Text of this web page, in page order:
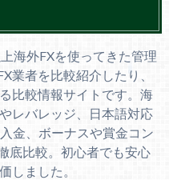
海外FXを使ってきた管理
業者を比較紹介したり、
比較情報サイトです。海
レバレッジ、日本語対応
金、ボーナスや賞金コン
底比較。初心者でも安心
しました。